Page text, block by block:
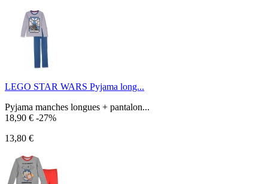
LEGO STAR WARS Pyjama long...
Pyjama manches longues + pantalon...
18,90 € -27%
13,80 €